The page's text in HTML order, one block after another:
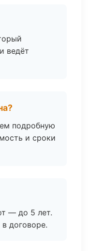
ведёт
подробную
и сроки
— до 5 лет.
договоре.